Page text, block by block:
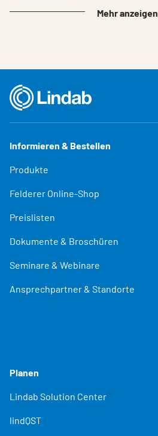
Mehr anzeigen
Informieren & Bestellen
Produkte
Felderer Online-Shop
Preislisten
Dokumente & Broschüren
Seminare & Webinare
Ansprechpartner & Standorte
Planen
Lindab Solution Center
lindQST